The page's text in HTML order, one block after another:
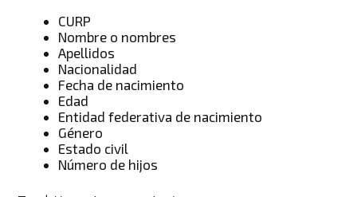
CURP
Nombre o nombres
Apellidos
Nacionalidad
Fecha de nacimiento
Edad
Entidad federativa de nacimiento
Género
Estado civil
Número de hijos